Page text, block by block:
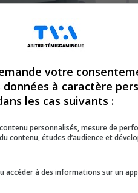
votre
à caractère
les cas suivants :
personnalisés, mesure de
contenu, études d’audience et
accéder à des informations sur un